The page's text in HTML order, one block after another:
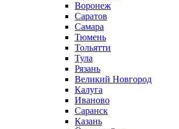
Воронеж
Саратов
Самара
Тюмень
Тольятти
Тула
Рязань
Великий Новгород
Калуга
Иваново
Саранск
Казань